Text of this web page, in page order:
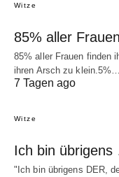
Witze
85% aller
85% aller Frauen finden
ihren Arsch zu klein.5%…
7 Tagen ago
Witze
Ich bin
"Ich bin übrigens DER,